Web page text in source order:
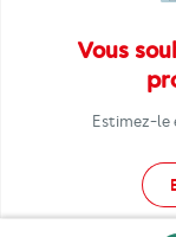
Vous
Estimez-le